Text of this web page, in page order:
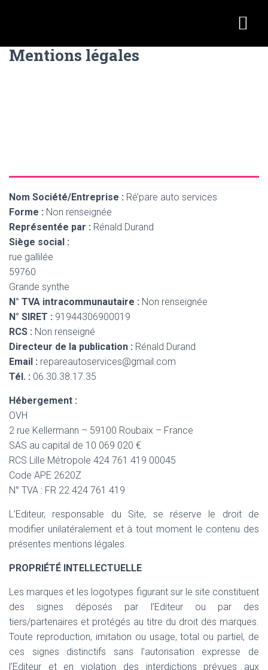
Mentions légales
Nom Société/Entreprise : Ré’pare auto services
Forme : Non renseignée
Représentée par : Rénald Durand
Siège social :
rue gallilée
59760
Grande synthe
N° TVA intracommunautaire : Non renseignée
N° SIRET : 91944306900019
RCS : Non renseigné
Directeur de la publication : Rénald Durand
Email : repareautoservices@gmail.com
Tél. : 06.30.38.17.35
Hébergement :
OVH
2 rue Kellermann – 59100 Roubaix – France
SAS au capital de 10 069 020 €
RCS Lille Métropole 424 761 419 00045
Code APE 2620Z
N° TVA : FR 22 424 761 419
L’Editeur, responsable du Site, se réserve le droit de
modifier unilatéralement et à tout moment le contenu des
présentes mentions légales.
PROPRIÉTÉ INTELLECTUELLE
Les marques et les logotypes figurant sur le site constituent
des signes déposés par l’Editeur ou par des
tiers/partenaires et protégés au titre du droit des marques.
Toute reproduction, imitation ou usage, total ou partiel, de
ces signes distinctifs sans l’autorisation expresse de
l’Editeur et en violation des interdictions prévues aux